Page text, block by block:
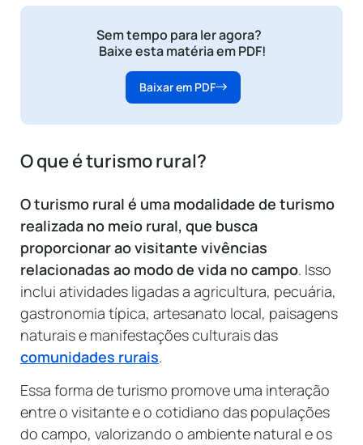
Sem tempo para ler agora?
Baixe esta matéria em PDF!
Baixar em PDF
O que é turismo rural?
O turismo rural é uma modalidade de turismo
realizada no meio rural, que busca
proporcionar ao visitante vivências
relacionadas ao modo de vida no campo. Isso
inclui atividades ligadas a agricultura, pecuária,
gastronomia típica, artesanato local, paisagens
naturais e manifestações culturais das
comunidades rurais.
Essa forma de turismo promove uma interação
entre o visitante e o cotidiano das populações
do campo, valorizando o ambiente natural e os